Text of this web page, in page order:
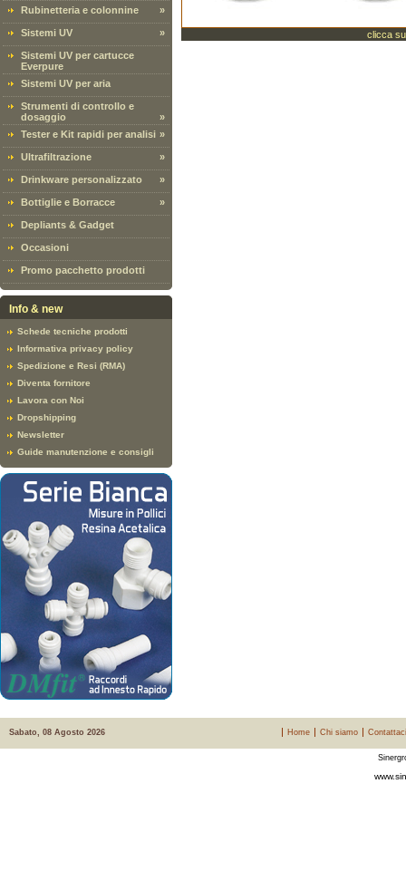
Rubinetteria e colonnine »
Sistemi UV »
Sistemi UV per cartucce
Everpure
Sistemi UV per aria
Strumenti di controllo e
dosaggio
»
Tester e Kit rapidi per analisi »
Ultrafiltrazione »
Drinkware personalizzato »
Bottiglie e Borracce »
Depliants & Gadget
Occasioni
Promo pacchetto prodotti
Info & new
Schede tecniche prodotti
Informativa privacy policy
Spedizione e Resi (RMA)
Diventa fornitore
Lavora con Noi
Dropshipping
Newsletter
Guide manutenzione e consigli
clicca
Sabato, 08 Agosto 2026 Home Chi siamo Contattaci